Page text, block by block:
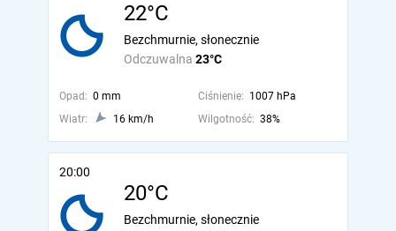
22°C
Odczuwalna 23°C
Bezchmurnie, słonecznie
Opad: 0 mm Ciśnienie: 1007 hPa
Wiatr:
16 km/h Wilgotność: 38%
20:00
20°C
Bezchmurnie, słonecznie